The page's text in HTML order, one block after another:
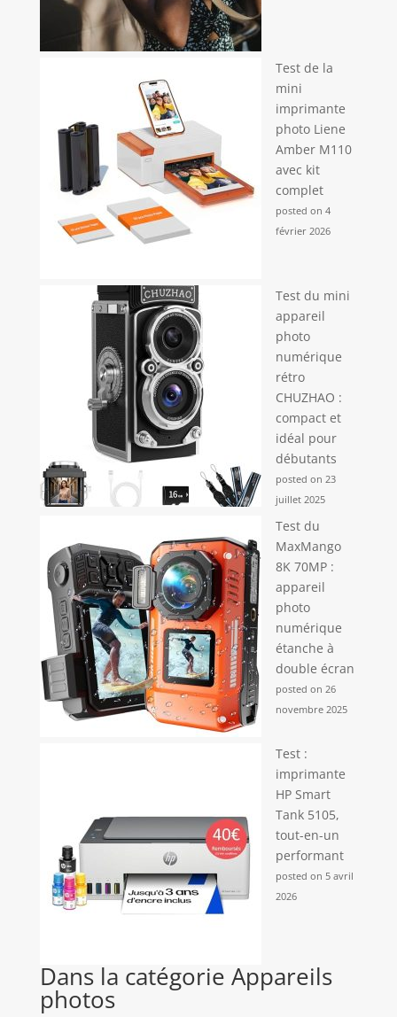
Test de la
mini
imprimante
photo Liene
Amber M110
avec kit
complet
posted on 4
février 2026
Test du mini
appareil
photo
numérique
rétro
CHUZHAO :
compact et
idéal pour
débutants
posted on 23
juillet 2025
Test du
MaxMango
8K 70MP :
appareil
photo
numérique
étanche à
double écran
posted on 26
novembre 2025
Test :
imprimante
HP Smart
Tank 5105,
tout-en-un
performant
posted on 5 avril
2026
Dans la catégorie Appareils
photos